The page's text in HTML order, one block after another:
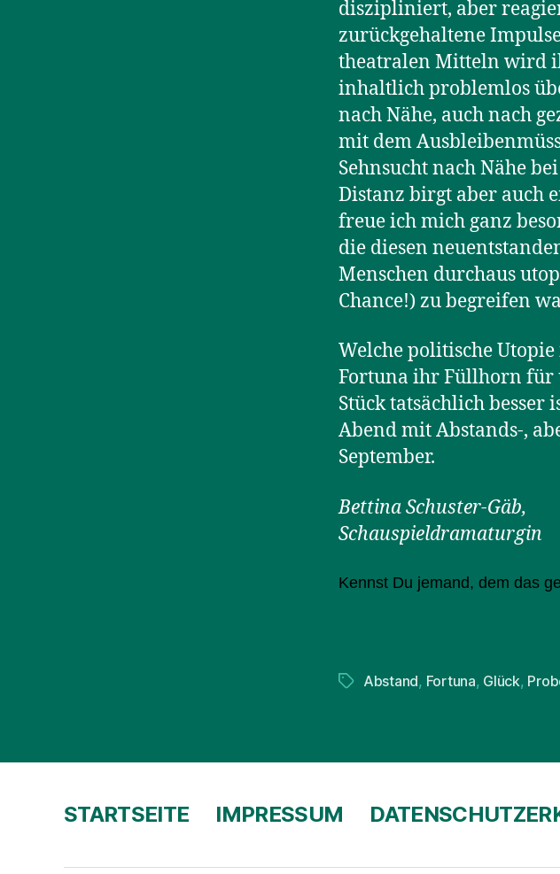
diszipliniert, aber
zurückgehaltene
theatralen Mitteln wird
inhaltlich problemlos
nach Nähe, auch nach
mit dem
Sehnsucht nach Nähe
Distanz birgt aber auch
freue ich mich ganz
die diesen
Menschen durchaus
Chance!) zu begreifen
Welche politische
Fortuna ihr Füllhorn für
Stück tatsächlich besser
Abend mit Abstands-,
September.
Bettina Schuster-Gäb,
Schauspieldramaturgin
Kennst Du jemand, dem das
Schlagwörter
Abstand, Fortuna, Glück,
STARTSEITE IMPRESSUM